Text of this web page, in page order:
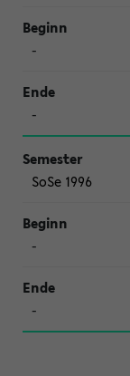
-
-
SoSe 1996
-
-